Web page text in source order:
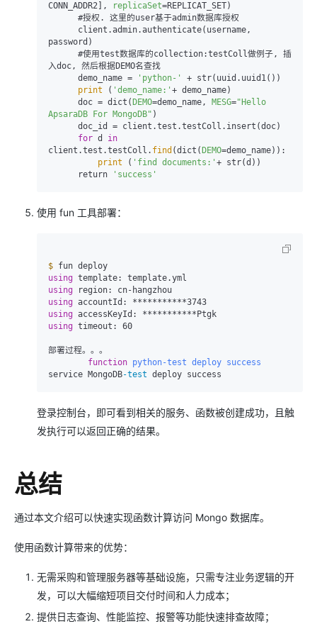
CONN_ADDR2],
replicaSet=REPLICAT_SET)
password)
入doc, 然后根据DEMO名查找
      demo_name =
'python-'
+ str(uuid.uuid1())
print ( 'demo_name:' + demo_name)
      doc = dict(
DEMO=demo_name, MESG="Hello
ApsaraDB For MongoDB" )
for d in
client.test.testColl. find (dict( DEMO=demo_name)):
print ( 'find documents:' + str(d))
      return
'success'
使用 fun 工具部署：
$
using
using
using
using
using timeout: 60
部署过程。。。
function python-test deploy success
service MongoDB-test deploy success
登录控制台，即可看到相关的服务、函数被创建成功，且触
发执行可以返回正确的结果。
总结
通过本文介绍可以快速实现函数计算访问 Mongo 数据库。
使用函数计算带来的优势：
无需采购和管理服务器等基础设施，只需专注业务逻辑的开
发，可以大幅缩短项目交付时间和人力成本；
提供日志查询、性能监控、报警等功能快速排查故障；